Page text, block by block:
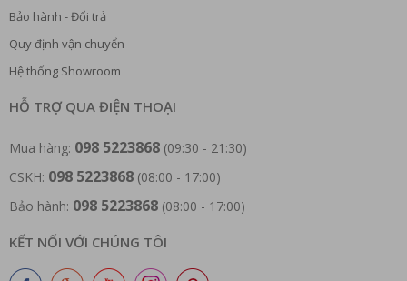
Bảo hành - Đổi trả
Quy định vận chuyển
Hệ thống Showroom
HỖ TRỢ QUA ĐIỆN THOẠI
Mua hàng: 098 5223868 (09:30 - 21:30)
CSKH: 098 5223868 (08:00 - 17:00)
Bảo hành: 098 5223868 (08:00 - 17:00)
KẾT NỐI VỚI CHÚNG TÔI